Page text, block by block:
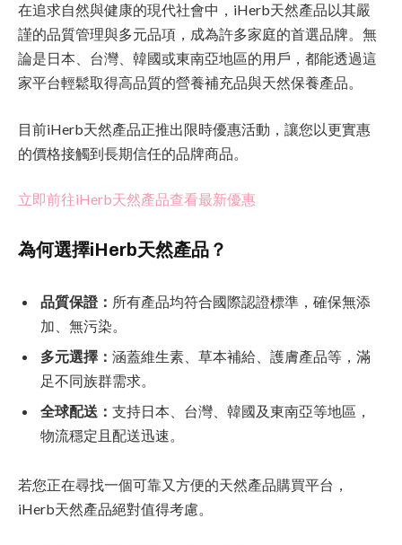
在追求自然與健康的現代社會中，iHerb天然產品以其嚴
謹的品質管理與多元品項，成為許多家庭的首選品牌。無
論是日本、台灣、韓國或東南亞地區的用戶，都能透過這
家平台輕鬆取得高品質的營養補充品與天然保養產品。
目前iHerb天然產品正推出限時優惠活動，讓您以更實惠
的價格接觸到長期信任的品牌商品。
立即前往iHerb天然產品查看最新優惠
為何選擇iHerb天然產品？
品質保證： 所有產品均符合國際認證標準，確保無添
加、無污染。
多元選擇： 涵蓋維生素、草本補給、護膚產品等，滿
足不同族群需求。
全球配送： 支持日本、台灣、韓國及東南亞等地區，
物流穩定且配送迅速。
若您正在尋找一個可靠又方便的天然產品購買平台，
iHerb天然產品絕對值得考慮。